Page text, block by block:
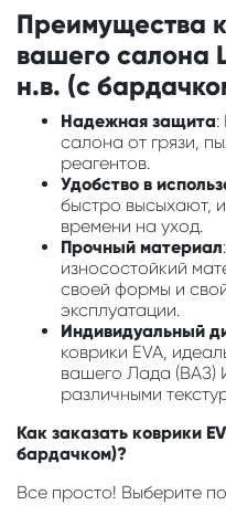
Преимущества
вашего салона
н.в. (с
Надежная защита:
салона от грязи,
реагентов.
Удобство в
быстро высыхают,
времени на уход.
Прочный материал
износостойкий
своей формы и
эксплуатации.
Индивидуальный
коврики EVA,
вашего Лада (ВАЗ)
различными
Как заказать коврики
бардачком)?
Все просто! Выберите